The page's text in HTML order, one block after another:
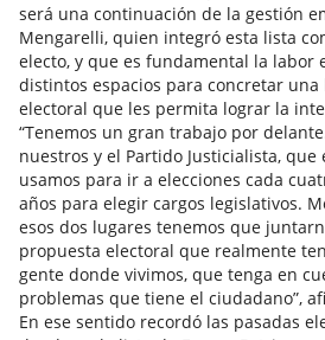
será una continuación de la gestión
Mengarelli, quien integró esta lista
electo, y que es fundamental la labor
distintos espacios para concretar
electoral que les permita lograr la
“Tenemos un gran trabajo por
nuestros y el Partido Justicialista,
usamos para ir a elecciones cada
años para elegir cargos legislativos.
esos dos lugares tenemos que
propuesta electoral que realmente
gente donde vivimos, que tenga en
problemas que tiene el ciudadano”,
En ese sentido recordó las pasadas